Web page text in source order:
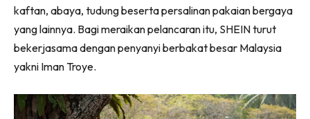
kaftan, abaya, tudung beserta persalinan pakaian bergaya
yang lainnya. Bagi meraikan pelancaran itu, SHEIN turut
bekerjasama dengan penyanyi berbakat besar Malaysia
yakni Iman Troye.